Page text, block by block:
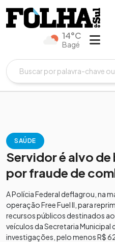
14°C
Bagé
SAÚDE
Servidor é alvo
por fraude de
A Polícia Federal deflagrou, na
operação Free Fuel II, para
recursos públicos destinados
veículos da Secretaria Municipal
investigações, pelo menos R$